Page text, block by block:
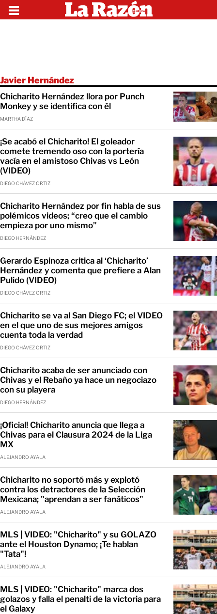
Javier Hernández
Chicharito Hernández llora por Punch
Monkey y se identifica con él
MARTHA DÍAZ
¡Se acabó el Chicharito! El goleador
comete tremendo oso con la portería
vacía en el amistoso Chivas vs León
(VIDEO)
DIEGO CHÁVEZ ORTIZ
Chicharito Hernández por fin habla de sus
polémicos videos; “creo que el cambio
empieza por uno mismo”
DIEGO HERNÁNDEZ
Gerardo Espinoza critica al ‘Chicharito’
Hernández y comenta que prefiere a Alan
Pulido (VIDEO)
DIEGO CHÁVEZ ORTIZ
Chicharito se va al San Diego FC; el VIDEO
en el que uno de sus mejores amigos
cuenta toda la verdad
DIEGO CHÁVEZ ORTIZ
Chicharito acaba de ser anunciado con
Chivas y el Rebaño ya hace un negociazo
con su playera
DIEGO HERNÁNDEZ
¡Oficial! Chicharito anuncia que llega a
Chivas para el Clausura 2024 de la Liga
MX
ALEJANDRO AYALA
Chicharito no soportó más y explotó
contra los detractores de la Selección
Mexicana; "aprendan a ser fanáticos"
ALEJANDRO AYALA
MLS | VIDEO: "Chicharito" y su GOLAZO
ante el Houston Dynamo; ¡Te hablan
"Tata"!
ALEJANDRO AYALA
MLS | VIDEO: "Chicharito" marca dos
golazos y falla el penalti de la victoria para
el Galaxy